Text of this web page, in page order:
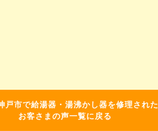
戸市で給湯器・湯沸かし器を修理された
お客さまの声一覧に戻る